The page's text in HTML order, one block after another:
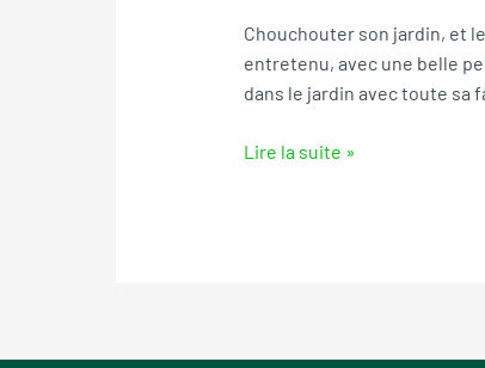
Chouchouter son jardin, et
entretenu, avec une belle
dans le jardin avec toute
Chapelle-
sur-
Loire
Lire la suite »